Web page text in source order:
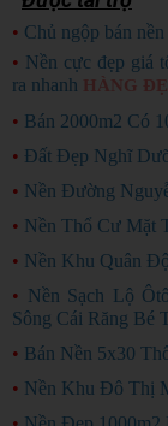
• Chủ ngộp bán
• Nền cực đẹp giá
ra nhanh HÀNG
• Bán 2000m2 Có
• Đất Đẹp Nghĩ
• Nền Đường
• Nền Thổ Cư Mặt
• Nền Khu Quân
• Nền Sạch Lộ
Sông Cái Răng Bé
• Bán Nền 5x30
• Nền Khu Đô Thị